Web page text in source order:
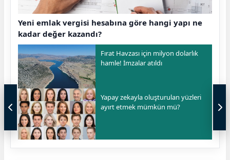
Yeni emlak vergisi hesabına göre hangi yapı ne
kadar değer kazandı?
Fırat Havzası için milyon dolarlık
hamle! İmzalar atıldı
Yapay zekayla oluşturulan yüzleri
ayırt etmek mümkün mü?